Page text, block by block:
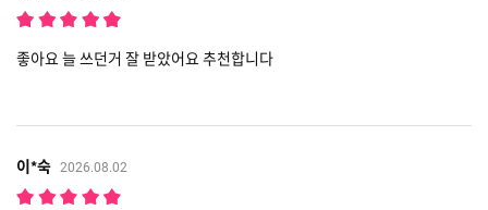
좋아요 늘 쓰던거 잘 받았어요 추천합니다
이*숙 2026.08.02